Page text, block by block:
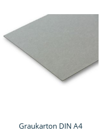
Graukarton DIN A4